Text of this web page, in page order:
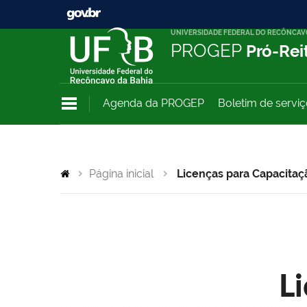
UNIVERSIDADE FEDERAL DO
PROGEP Pró-
Agenda da PROGEP Boletim de
Página inicial Licenças para